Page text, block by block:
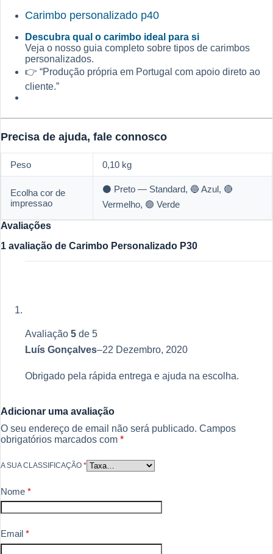
Carimbo personalizado p40
Descubra qual o carimbo ideal para si
Veja o nosso guia completo sobre tipos de carimbos
personalizados.
👉 “Produção própria em Portugal com apoio direto ao
cliente.”
Precisa de ajuda, fale connosco
Peso 0,10 kg
Ecolha cor de
impressao
⚫ Preto — Standard, 🔵 Azul, 🔴
Vermelho, 🟢 Verde
Avaliações
1 avaliação de Carimbo Personalizado P30
Avaliação 5 de 5
Luís Gonçalves–22 Dezembro, 2020
Obrigado pela rápida entrega e ajuda na escolha.
Adicionar uma avaliação
O seu endereço de email não será publicado. Campos
obrigatórios marcados com *
A SUA CLASSIFICAÇÃO *
Nome *
Email *